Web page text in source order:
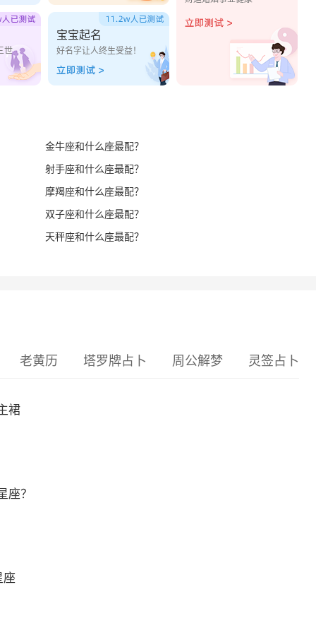
世
宝宝起名
好名字让人终生受益！
金牛座和什么座最配？
射手座和什么座最配？
摩羯座和什么座最配？
双子座和什么座最配？
天秤座和什么座最配？
老黄历 塔罗牌占卜 周公解梦 灵签占卜
裙
座？
座